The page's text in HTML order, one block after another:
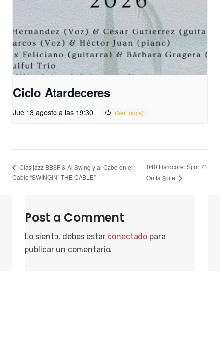
Ciclo Atardeceres
Jue 13 agosto a las 19:30
Clasijazz BBSF & Al Swing y al Cabo en el
Cable “SWINGIN´ THE CABLE”
040 Hardcore: Spur 71
+ Outta $pite
Post a Comment
Lo siento, debes estar conectado para
publicar un comentario.